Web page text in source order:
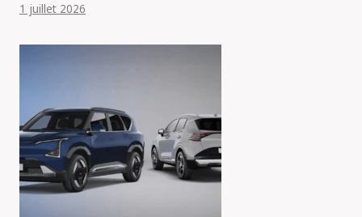
1 juillet 2026